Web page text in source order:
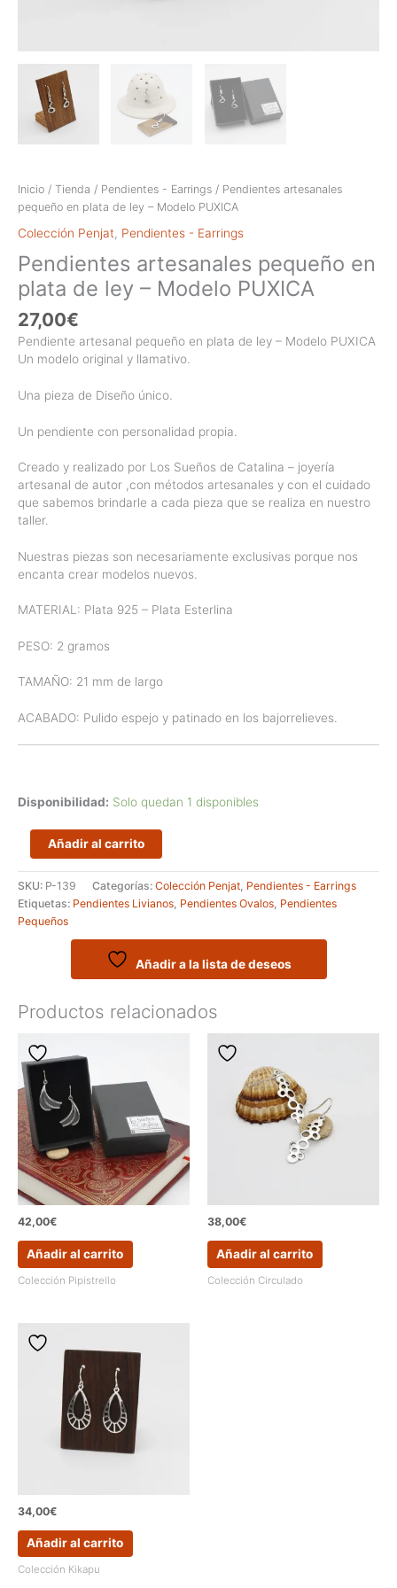
Inicio / Tienda / Pendientes - Earrings / Pendientes artesanales
pequeño en plata de ley – Modelo PUXICA
Colección Penjat Pendientes - Earrings
Pendientes artesanales pequeño en
plata de ley – Modelo PUXICA
27,00€
Pendiente artesanal pequeño en plata de ley – Modelo PUXICA
Un modelo original y llamativo.
Una pieza de Diseño único.
Un pendiente con personalidad propia.
Creado y realizado por Los Sueños de Catalina – joyería
artesanal de autor ,con métodos artesanales y con el cuidado
que sabemos brindarle a cada pieza que se realiza en nuestro
taller.
Nuestras piezas son necesariamente exclusivas porque nos
encanta crear modelos nuevos.
MATERIAL: Plata 925 – Plata Esterlina
PESO: 2 gramos
TAMAÑO: 21 mm de largo
ACABADO: Pulido espejo y patinado en los bajorrelieves.
Disponibilidad: Solo quedan 1 disponibles
Pendientes
artesanales
pequeño
en
plata
de
cantidad
Añadir al carrito
SKU: P-139 Categorías: Colección Penjat Pendientes - Earrings
Etiquetas: Pendientes Livianos Pendientes Ovalos Pendientes
Pequeños
Añadir a la lista de deseos
Productos relacionados
42,00€
Añadir al carrito
Colección Pipistrello
38,00€
Añadir al carrito
Colección Circulado
34,00€
Añadir al carrito
Colección Kikapu